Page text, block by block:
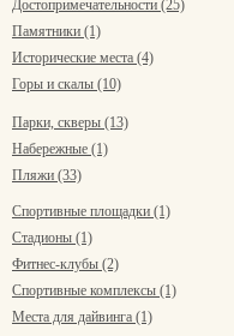
Достопримечательности (25)
Памятники (1)
Исторические места (4)
Горы и скалы (10)
Парки, скверы (13)
Набережные (1)
Пляжи (33)
Спортивные площадки (1)
Стадионы (1)
Фитнес-клубы (2)
Спортивные комплексы (1)
Места для дайвинга (1)